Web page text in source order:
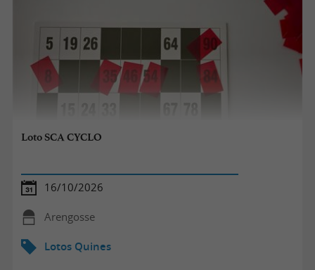
Loto SCA CYCLO
16/10/2026
Arengosse
Lotos Quines